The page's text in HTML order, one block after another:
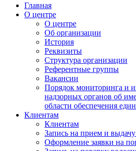
Главная
О центре
О центре
Об организации
История
Реквизиты
Структура организации
Референтные группы
Вакансии
Порядок мониторинга и
надзорных органов об
области обеспечения
Клиентам
Клиентам
Запись на прием и
Оформление заявки на